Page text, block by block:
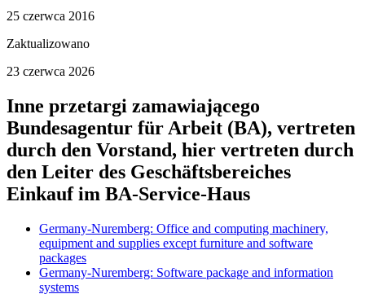
25 czerwca 2016
Zaktualizowano
23 czerwca 2026
Inne przetargi zamawiającego
Bundesagentur für Arbeit (BA), vertreten
durch den Vorstand, hier vertreten durch
den Leiter des Geschäftsbereiches
Einkauf im BA-Service-Haus
Germany-Nuremberg: Office and computing machinery,
equipment and supplies except furniture and software
packages
Germany-Nuremberg: Software package and information
systems